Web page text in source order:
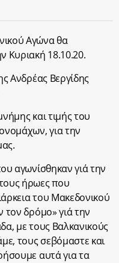
Αγώνα θα
Κυριακή 18.10.20.
Ανδρέας Βεργίδης
και τιμής του
για την
αγωνίσθηκαν γιά την
ήρωες που
του Μακεδονικού
τον δρόμο» γιά την
με τους Βαλκανικούς
τους σεβόμαστε και
αυτά για τα